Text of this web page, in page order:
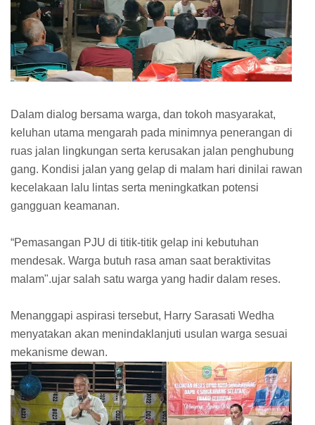
Dalam dialog bersama warga, dan tokoh masyarakat,
keluhan utama mengarah pada minimnya penerangan di
ruas jalan lingkungan serta kerusakan jalan penghubung
gang. Kondisi jalan yang gelap di malam hari dinilai rawan
kecelakaan lalu lintas serta meningkatkan potensi
gangguan keamanan.
“Pemasangan PJU di titik-titik gelap ini kebutuhan
mendesak. Warga butuh rasa aman saat beraktivitas
malam".ujar salah satu warga yang hadir dalam reses.
Menanggapi aspirasi tersebut, Harry Sarasati Wedha
menyatakan akan menindaklanjuti usulan warga sesuai
mekanisme dewan.